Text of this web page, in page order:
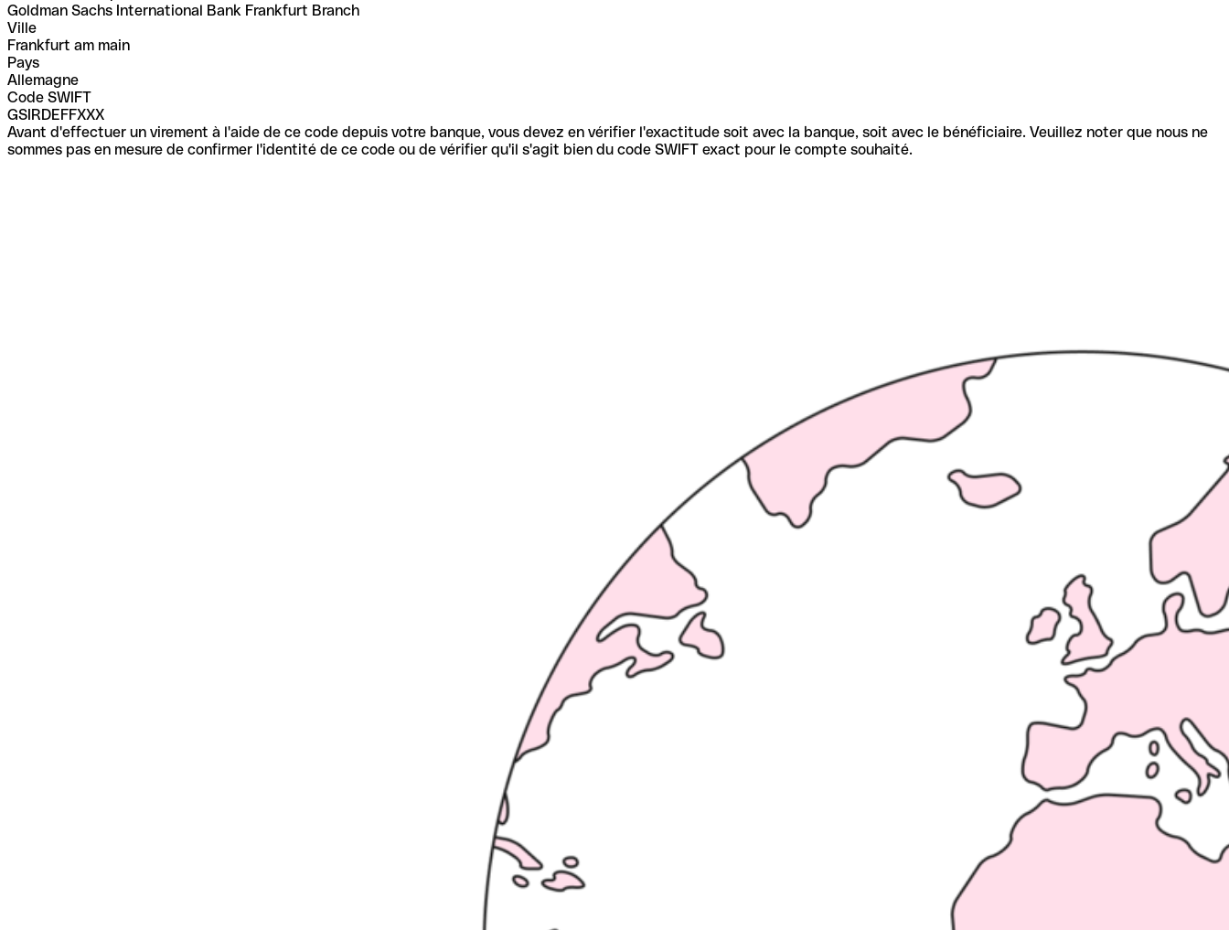
Goldman Sachs International Bank Frankfurt Branch
Ville
Frankfurt am main
Pays
Allemagne
Code SWIFT
GSIRDEFFXXX
Avant d'effectuer un virement à l'aide de ce code depuis votre banque, vous devez en vérifier l'exactitude soit avec la banque, soit avec le bénéficiaire. Veuillez noter que nous ne
sommes pas en mesure de confirmer l'identité de ce code ou de vérifier qu'il s'agit bien du code SWIFT exact pour le compte souhaité.